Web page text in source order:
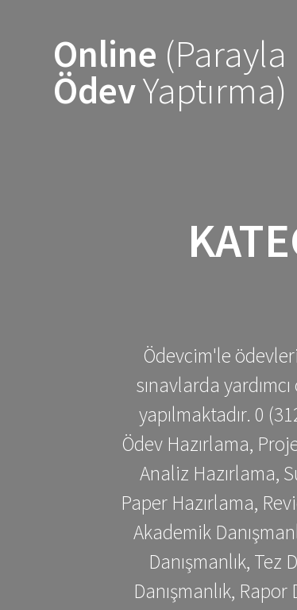
Online (Parayla
ÖdevYaptırma)
Ödevcim'le
sınavlarda
yapılmaktadır. 0
Ödev Hazırlama,
Analiz Hazırlama,
Paper Hazırlama,
Akademik
Danışmanlık, Tez
Danışmanlık,